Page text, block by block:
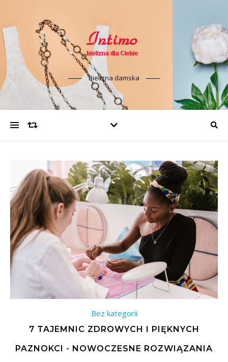
Bielizna damska
Bez kategorii
7 TAJEMNIC ZDROWYCH I PIĘKNYCH
PAZNOKCI - NOWOCZESNE ROZWIĄZANIA